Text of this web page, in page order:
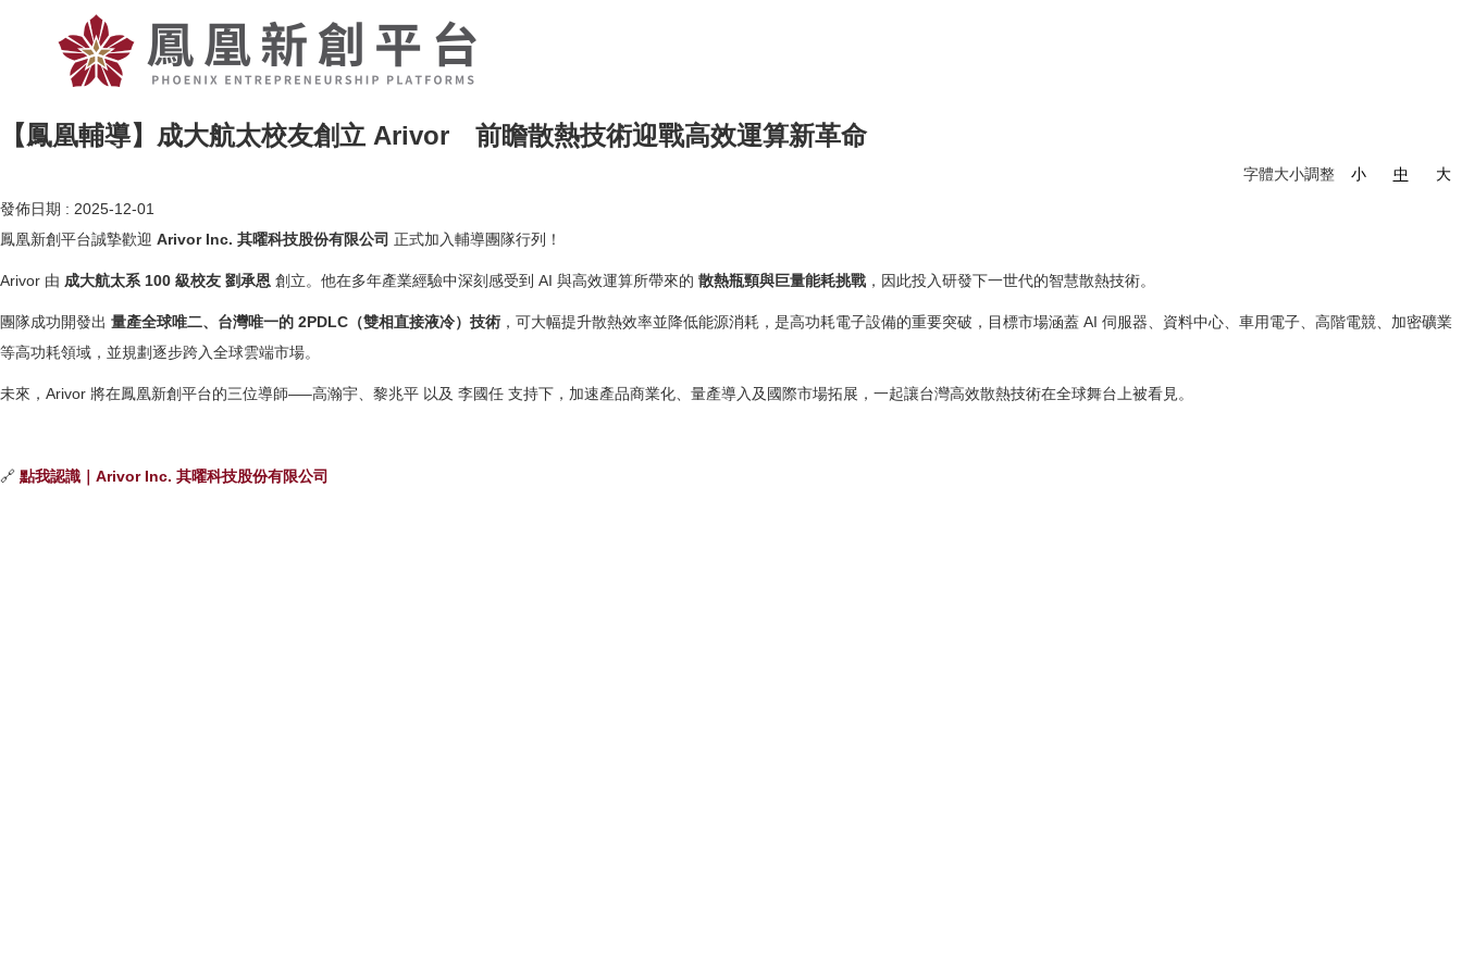
【鳳凰輔導】成大航太校友創立 Arivor 前瞻散熱技術迎戰高效運算新革命
字體大小調整 小 中
大
發佈日期 : 2025-12-01
鳳凰新創平台誠摯歡迎 Arivor Inc. 其曜科技股份有限公司 正式加入輔導團隊行列！
Arivor 由 成大航太系 100 級校友 劉承恩 創立。他在多年產業經驗中深刻感受到 AI 與高效運算所帶來的 散熱瓶頸與巨量能耗挑戰 ，因此投入研發下一世代的智慧散熱技術。
團隊成功開發出 量產全球唯二、台灣唯一的 2PDLC（雙相直接液冷）技術 ，可大幅提升散熱效率並降低能源消耗，是高功耗電子設備的重要突破，目標市場涵蓋 AI 伺服器、資料中心、車用電子、高階電競、加密礦業
等高功耗領域，並規劃逐步跨入全球雲端市場。
未來，Arivor 將在鳳凰新創平台的三位導師—–高瀚宇、黎兆平 以及 李國任 支持下，加速產品商業化、量產導入及國際市場拓展，一起讓台灣高效散熱技術在全球舞台上被看見。
🔗 點我認識｜Arivor Inc. 其曜科技股份有限公司